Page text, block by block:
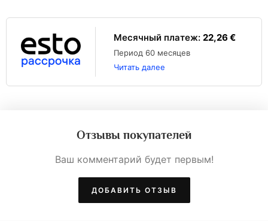
Mесячный платеж: 22,26 €
Период 60 месяцев
Читать далее
Отзывы покупателей
Ваш комментарий будет первым!
ДОБАВИТЬ ОТЗЫВ